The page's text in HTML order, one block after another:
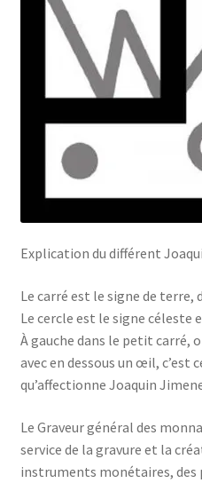
Explication du différent
Le carré est le signe de terre,
Le cercle est le signe céleste
À gauche dans le petit carré,
avec en dessous un œil, c’est
qu’affectionne Joaquin
Le Graveur général des
service de la gravure et la
instruments monétaires, des